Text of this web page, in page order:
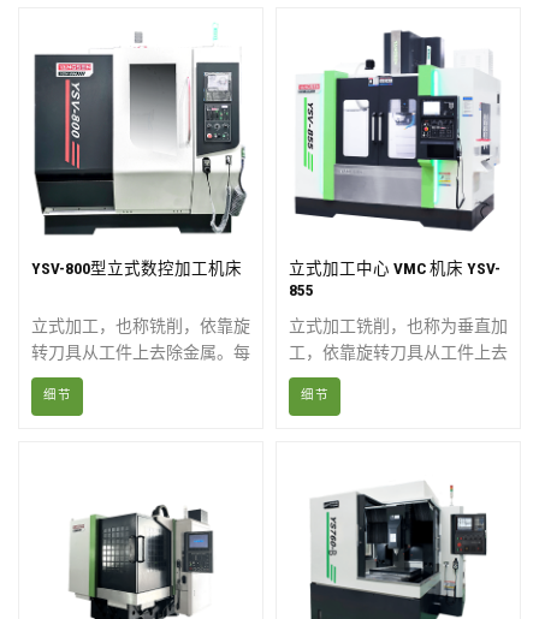
还可以执行镗孔、攻丝和钻孔
等功能。
用符合人体工程学的设计，以
实现更佳的操作体验。
YSV-800型立式数控加工机床
立式加工，也称铣削，依靠旋
转刀具从工件上去除金属。每
台机床都配备自动换刀装置和
先进的数控技术。从行程较大
细节
立式加工中心 VMC 机床 YSV-
855
立式加工铣削，也称为垂直加
工，依靠旋转刀具从工件上去
除金属。垂直加工在立式加工
中心 (VMC) 上进行，该加工
向下伸出，通常沿工件顶部进
行切削。
细节